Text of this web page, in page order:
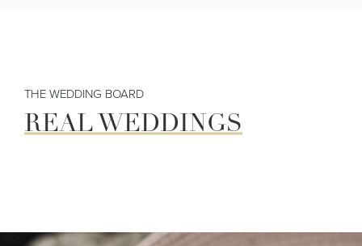
THE WEDDING BOARD
REAL WEDDINGS